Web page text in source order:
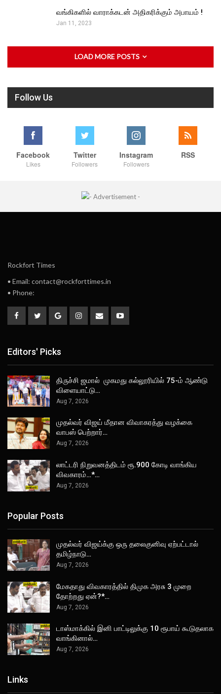
வங்கிகளில் வாராக்கடன் அதிகரிக்கும் அபாயம் !
Jan 11, 2023
LOAD MORE POSTS
Follow Us
Facebook
Likes
Twitter
Followers
Instagram
Followers
RSS
Rockfort Times
• Email: contact@rockforttimes.in
• Phone:
Editors' Picks
திருச்சி ஜமால் முகமது கல்லூரியில் 75-ம் ஆண்டு
விளையாட்டு…
Aug 7, 2026
முதல்வர் விஜய் மீதான விவாகரத்து வழக்கை
வாபஸ் பெற்றார்…
Aug 7, 2026
லாட்டரி நிறுவனத்திடம் ரூ.900 கோடி வாங்கிய
விவகாரம்…*…
Aug 7, 2026
Popular Posts
முதல்வர் விஜய்க்கு ஒரு தலைகுனிவு ஏற்பட்டால்
தமிழ்நாடு…
Aug 7, 2026
மேகதாது விவகாரத்தில் திமுக அரசு 3 முறை
தோற்றது ஏன்?*…
Aug 7, 2026
டாஸ்மாக்கில் இனி பாட்டிலுக்கு 10 ரூபாய் கூடுதலாக
வாங்கினால்…
Aug 7, 2026
Links